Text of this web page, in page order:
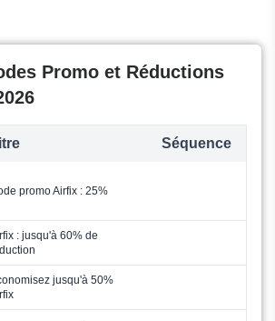
Promo et Réductions
Séquence
promo Airfix : 25%
: jusqu'à 60% de
jusqu'à 50%